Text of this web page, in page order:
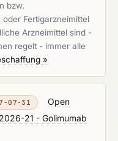
bzw.
Fertigarzneimittel
Arzneimittel sind -
regelt - immer alle
»
07-31
Open
21 - Golimumab